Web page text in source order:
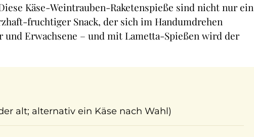
Käse-Weintrauben-Raketenspieße sind nicht nur ein
fruchtiger Snack, der sich im Handumdrehen
und Erwachsene – und mit Lametta-Spießen wird der
alt; alternativ ein Käse nach Wahl)